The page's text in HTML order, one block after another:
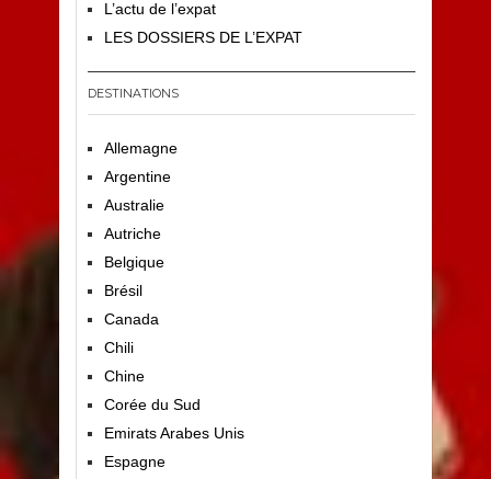
L’actu de l’expat
LES DOSSIERS DE L’EXPAT
DESTINATIONS
Allemagne
Argentine
Australie
Autriche
Belgique
Brésil
Canada
Chili
Chine
Corée du Sud
Emirats Arabes Unis
Espagne